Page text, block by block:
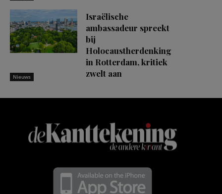
Nieuws
Israëlische
ambassadeur spreekt
bij
Holocaustherdenking
in Rotterdam, kritiek
zwelt aan